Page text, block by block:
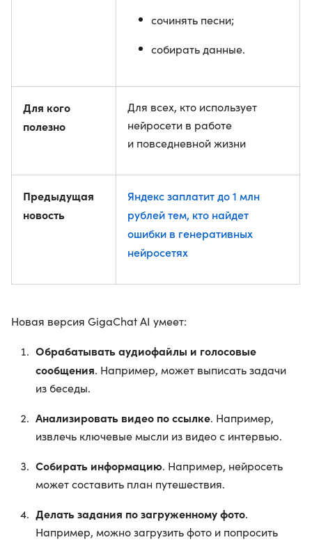
сочинять песни;
собирать данные.
Для кого
полезно
Для всех, кто использует
нейросети в работе
и повседневной жизни
Предыдущая
новость
Яндекс заплатит до 1 млн
рублей тем, кто найдет
ошибки в генеративных
нейросетях
Новая версия GigaChat AI умеет:
Обрабатывать аудиофайлы и голосовые
сообщения. Например, может выписать задачи
из беседы.
Анализировать видео по ссылке. Например,
извлечь ключевые мысли из видео с интервью.
Собирать информацию. Например, нейросеть
может составить план путешествия.
Делать задания по загруженному фото.
Например, можно загрузить фото и попросить